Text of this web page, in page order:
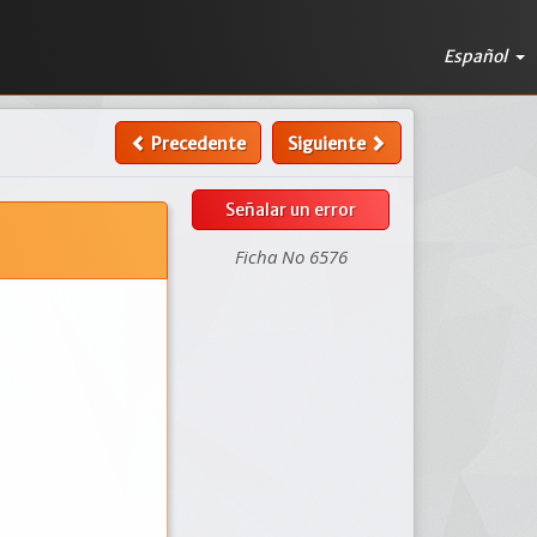
Español
Precedente Siguiente
Señalar un error
Ficha No 6576